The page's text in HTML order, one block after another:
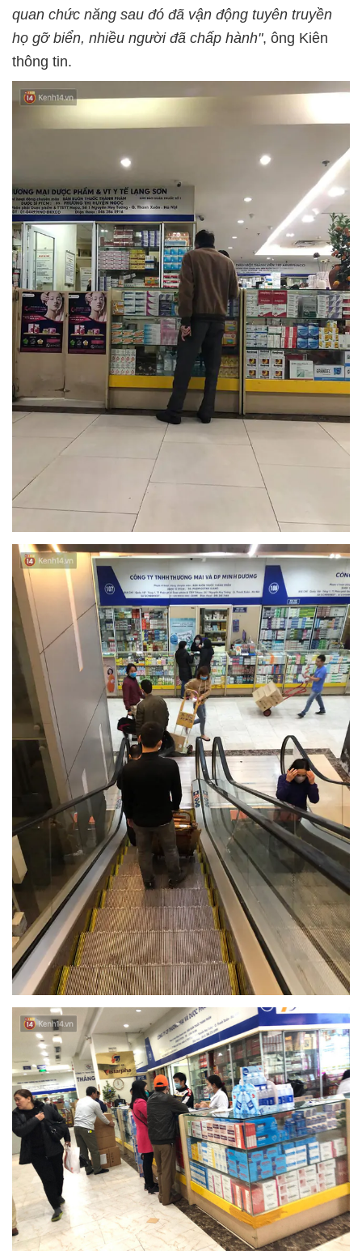
quan chức năng sau đó đã vận động tuyên truyền
họ gỡ biển, nhiều người đã chấp hành", ông Kiên
thông tin.